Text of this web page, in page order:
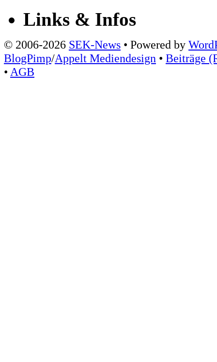
Links & Infos
© 2006-2026 SEK-News • Powered by
BlogPimp/Appelt Mediendesign • Beiträge
• AGB